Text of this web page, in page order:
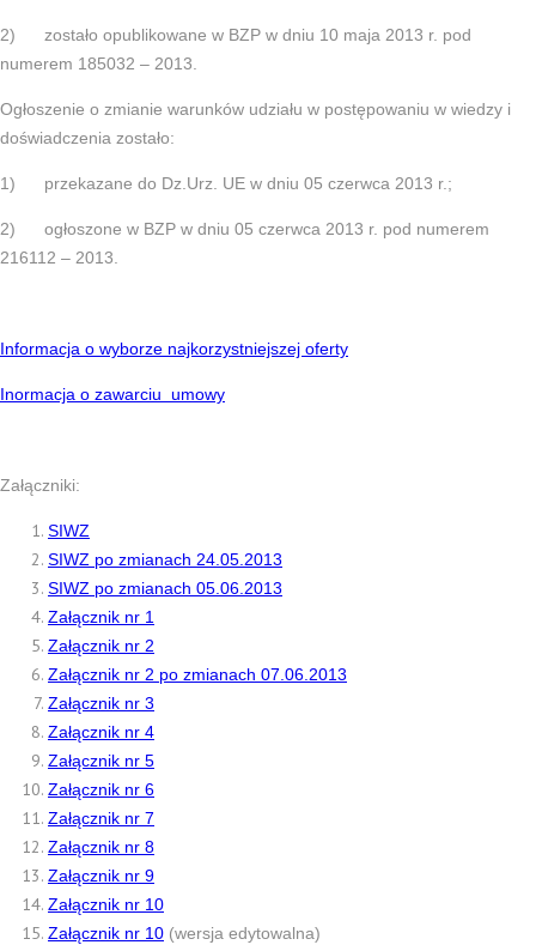
2) zostało opublikowane w BZP w dniu 10 maja 2013 r. pod
numerem 185032 – 2013.
Ogłoszenie o zmianie warunków udziału w postępowaniu w wiedzy i
doświadczenia zostało:
1) przekazane do Dz.Urz. UE w dniu 05 czerwca 2013 r.;
2) ogłoszone w BZP w dniu 05 czerwca 2013 r. pod numerem
216112 – 2013.
Informacja o wyborze najkorzystniejszej oferty
Inormacja o zawarciu umowy
Załączniki:
SIWZ
SIWZ po zmianach 24.05.2013
SIWZ po zmianach 05.06.2013
Załącznik nr 1
Załącznik nr 2
Załącznik nr 2 po zmianach 07.06.2013
Załącznik nr 3
Załącznik nr 4
Załącznik nr 5
Załącznik nr 6
Załącznik nr 7
Załącznik nr 8
Załącznik nr 9
Załącznik nr 10
Załącznik nr 10 (wersja edytowalna)